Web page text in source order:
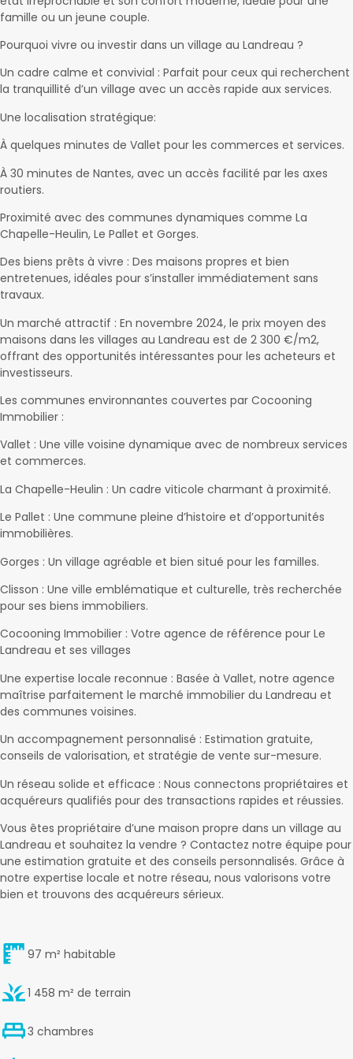
famille ou un jeune couple.
Pourquoi vivre ou investir dans un village au Landreau ?
Un cadre calme et convivial : Parfait pour ceux qui recherchent
la tranquillité d’un village avec un accès rapide aux services.
Une localisation stratégique:
À quelques minutes de Vallet pour les commerces et services.
À 30 minutes de Nantes, avec un accès facilité par les axes
routiers.
Proximité avec des communes dynamiques comme La
Chapelle-Heulin, Le Pallet et Gorges.
Des biens prêts à vivre : Des maisons propres et bien
entretenues, idéales pour s’installer immédiatement sans
travaux.
Un marché attractif : En novembre 2024, le prix moyen des
maisons dans les villages au Landreau est de 2 300 €/m2,
offrant des opportunités intéressantes pour les acheteurs et
investisseurs.
Les communes environnantes couvertes par Cocooning
Immobilier :
Vallet : Une ville voisine dynamique avec de nombreux services
et commerces.
La Chapelle-Heulin : Un cadre viticole charmant à proximité.
Le Pallet : Une commune pleine d’histoire et d’opportunités
immobilières.
Gorges : Un village agréable et bien situé pour les familles.
Clisson : Une ville emblématique et culturelle, très recherchée
pour ses biens immobiliers.
Cocooning Immobilier : Votre agence de référence pour Le
Landreau et ses villages
Une expertise locale reconnue : Basée à Vallet, notre agence
maîtrise parfaitement le marché immobilier du Landreau et
des communes voisines.
Un accompagnement personnalisé : Estimation gratuite,
conseils de valorisation, et stratégie de vente sur-mesure.
Un réseau solide et efficace : Nous connectons propriétaires et
acquéreurs qualifiés pour des transactions rapides et réussies.
Vous êtes propriétaire d’une maison propre dans un village au
Landreau et souhaitez la vendre ? Contactez notre équipe pour
une estimation gratuite et des conseils personnalisés. Grâce à
notre expertise locale et notre réseau, nous valorisons votre
bien et trouvons des acquéreurs sérieux.
97 m² habitable
1 458 m² de terrain
3 chambres